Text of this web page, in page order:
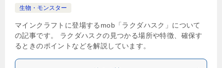
生物・モンスター
マインクラフトに登場するmob「ラクダハスク」について
の記事です。 ラクダハスクの見つかる場所や特徴、確保す
るときのポイントなどを解説しています。